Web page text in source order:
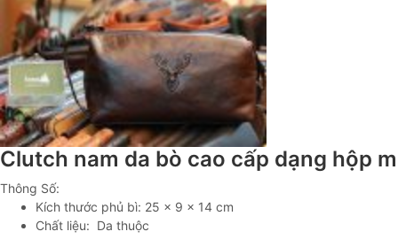
Clutch nam da bò cao cấp dạng hộp
Thông Số:
Kích thước phủ bì: 25 x 9 x 14 cm
Chất liệu: Da thuộc